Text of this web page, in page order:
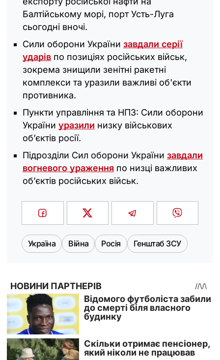
Балтійському морі, порт Усть-Луга
сьогодні вночі.
Сили оборони України завдали серії
ударів по позиціях російських військ,
зокрема знищили зенітні ракетні
комплекси та уразили важливі об'єкти
противника.
Пункти управління та НПЗ: Сили оборони
України уразили низку військових
об’єктів росії.
Підрозділи Сил оборони України завдали
вогневого ураження по низці важливих
об’єктів російських військ.
Україна Війна Росія Генштаб ЗСУ